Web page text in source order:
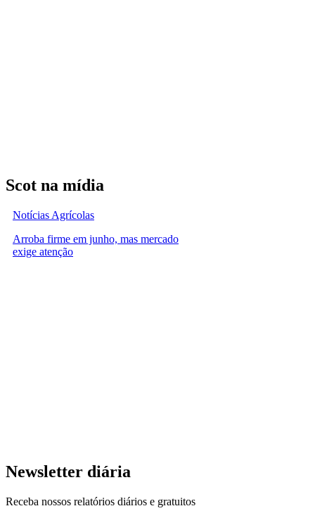
Scot na mídia
Notícias Agrícolas
Arroba firme em junho, mas mercado
exige atenção
Newsletter diária
Receba nossos relatórios diários e gratuitos